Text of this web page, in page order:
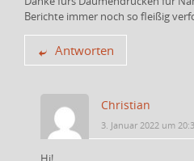
Berichte immer noch so fleißig
Antworten
Christian
3. Januar 2022 um